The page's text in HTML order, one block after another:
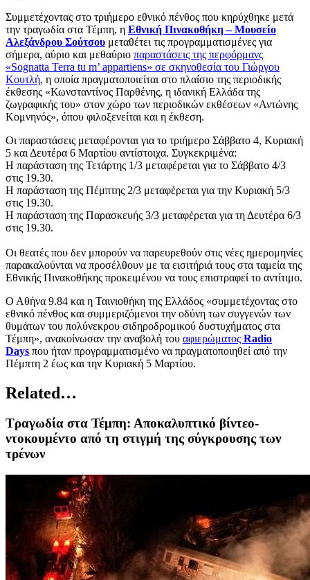
Συμμετέχοντας στο τριήμερο εθνικό πένθος που κηρύχθηκε μετά
την τραγωδία στα Τέμπη, η Εθνική Πινακοθήκη – Μουσείο
Αλεξάνδρου Σούτσου μεταθέτει τις προγραμματισμένες για
σήμερα, αύριο και μεθαύριο παραστάσεις της περφόρμανς
«Sognatta Terra tu m’ appartiens» σε σκηνοθεσία του Γιώργου
Κουτλή, η οποία πραγματοποιείται στο πλαίσιο της περιοδικής
έκθεσης «Κωνσταντίνος Παρθένης, η ιδανική Ελλάδα της
ζωγραφικής του» στον χώρο των περιοδικών εκθέσεων «Αντώνης
Κομνηνός», όπου φιλοξενείται και η έκθεση.
Οι παραστάσεις μεταφέρονται για το τριήμερο Σάββατο 4, Κυριακή
5 και Δευτέρα 6 Μαρτίου αντίστοιχα. Συγκεκριμένα:
Η παράσταση της Τετάρτης 1/3 μεταφέρεται για το Σάββατο 4/3
στις 19.30.
Η παράσταση της Πέμπτης 2/3 μεταφέρεται για την Κυριακή 5/3
στις 19.30.
Η παράσταση της Παρασκευής 3/3 μεταφέρεται για τη Δευτέρα 6/3
στις 19.30.
Οι θεατές που δεν μπορούν να παρευρεθούν στις νέες ημερομηνίες
παρακαλούνται να προσέλθουν με τα εισιτήριά τους στα ταμεία της
Εθνικής Πινακοθήκης προκειμένου να τους επιστραφεί το αντίτιμο.
Ο Αθήνα 9.84 και η Ταινιοθήκη της Ελλάδος «συμμετέχοντας στο
εθνικό πένθος και συμμεριζόμενοι την οδύνη των συγγενών των
θυμάτων του πολύνεκρου σιδηροδρομικού δυστυχήματος στα
Τέμπη», ανακοίνωσαν την αναβολή του αφιερώματος Radio
Days που ήταν προγραμματισμένο να πραγματοποιηθεί από την
Πέμπτη 2 έως και την Κυριακή 5 Μαρτίου.
Related…
Τραγωδία στα Τέμπη: Αποκαλυπτικό βίντεο-
ντοκουμέντο από τη στιγμή της σύγκρουσης των
τρένων